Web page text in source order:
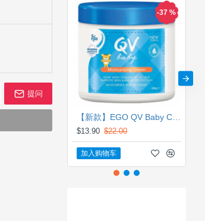
应商。
自19世纪
应商自
提问
-37 %
$13.90 $22.00
加入购物车